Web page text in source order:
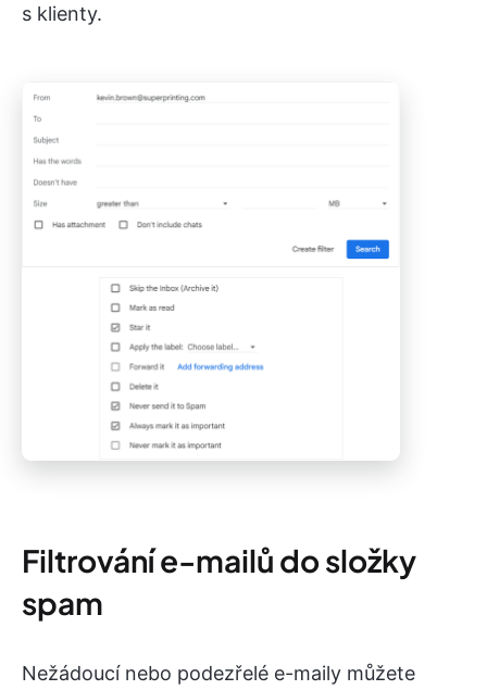
s klienty.
Filtrování e-mailů do složky
spam
Nežádoucí nebo podezřelé e-maily můžete